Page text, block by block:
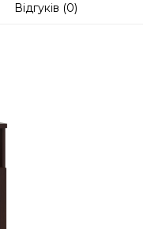
Відгуків (0)